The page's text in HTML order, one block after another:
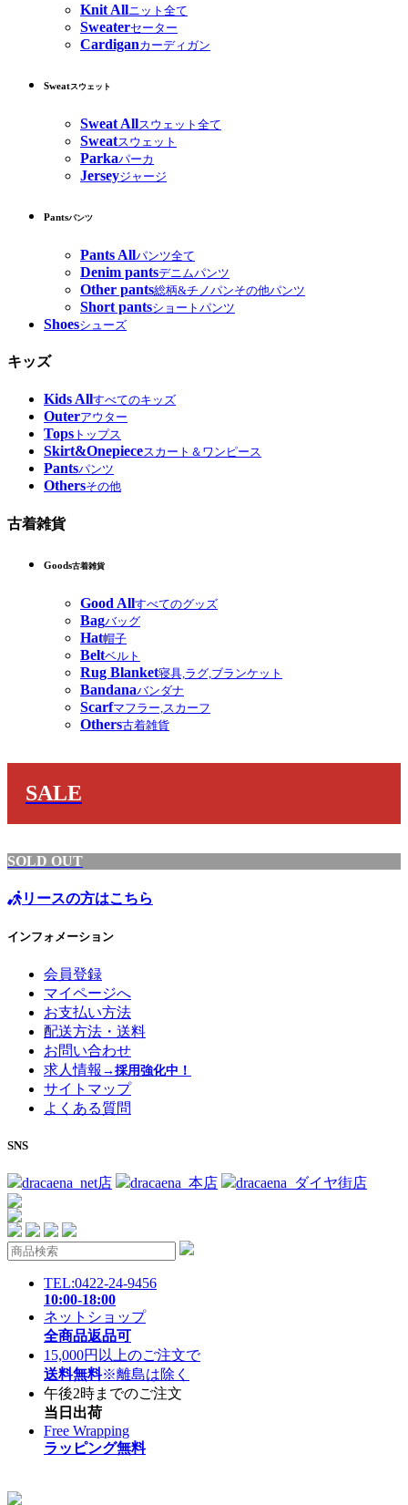
Knit Allニット全て
Sweaterセーター
Cardiganカーディガン
Sweatスウェット
Sweat Allスウェット全て
Sweatスウェット
Parkaパーカ
Jerseyジャージ
Pantsパンツ
Pants Allパンツ全て
Denim pantsデニムパンツ
Other pants総柄&チノパンその他パンツ
Short pantsショートパンツ
Shoesシューズ
キッズ
Kids Allすべてのキッズ
Outerアウター
Tops トップス
Skirt&Onepieceスカート＆ワンピース
Pantsパンツ
Othersその他
古着雑貨
Goods古着雑貨
Good Allすべてのグッズ
Bagバッグ
Hat帽子
Beltベルト
Rug Blanket寝具,ラグ,ブランケット
Bandanaバンダナ
Scarfマフラー,スカーフ
Others古着雑貨
SALE
SOLD OUT
リースの方はこちら
インフォメーション
会員登録
マイページへ
お支払い方法
配送方法・送料
お問い合わせ
求人情報 →採用強化中！
サイトマップ
よくある質問
SNS
dracaena_net店 dracaena_本店 dracaena_ダイヤ街店
TEL:0422-24-9456
10:00-18:00
ネットショップ
全商品返品可
15,000円以上のご注文で
送料無料※離島は除く
午後2時までのご注文
当日出荷
Free Wrapping
ラッピング無料